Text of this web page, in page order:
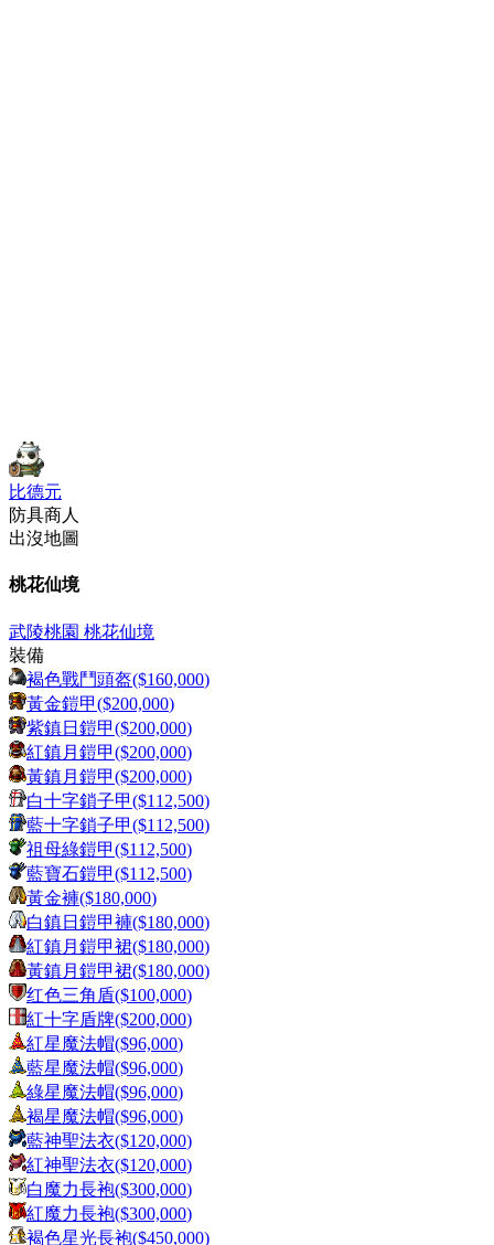
比德元
防具商人
出沒地圖
桃花仙境
武陵桃園 桃花仙境
裝備
褐色戰鬥頭盔($160,000)
黃金鎧甲($200,000)
紫鎮日鎧甲($200,000)
紅鎮月鎧甲($200,000)
黃鎮月鎧甲($200,000)
白十字鎖子甲($112,500)
藍十字鎖子甲($112,500)
祖母綠鎧甲($112,500)
藍寶石鎧甲($112,500)
黃金褲($180,000)
白鎮日鎧甲褲($180,000)
紅鎮月鎧甲裙($180,000)
黃鎮月鎧甲裙($180,000)
红色三角盾($100,000)
紅十字盾牌($200,000)
紅星魔法帽($96,000)
藍星魔法帽($96,000)
綠星魔法帽($96,000)
褐星魔法帽($96,000)
藍神聖法衣($120,000)
紅神聖法衣($120,000)
白魔力長袍($300,000)
紅魔力長袍($300,000)
褐色星光長袍($450,000)